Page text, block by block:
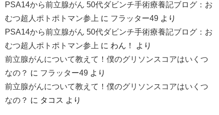
PSA14から前立腺がん 50代ダビンチ手術療養記ブログ：お
むつ超人ポトポトマン参上 に フラッター49 より
PSA14から前立腺がん 50代ダビンチ手術療養記ブログ：お
むつ超人ポトポトマン参上 に わん！
より
前立腺がんについて教えて！僕のグリソンスコアはいくつ
なの？ に フラッター49 より
前立腺がんについて教えて！僕のグリソンスコアはいくつ
なの？ に タコス より